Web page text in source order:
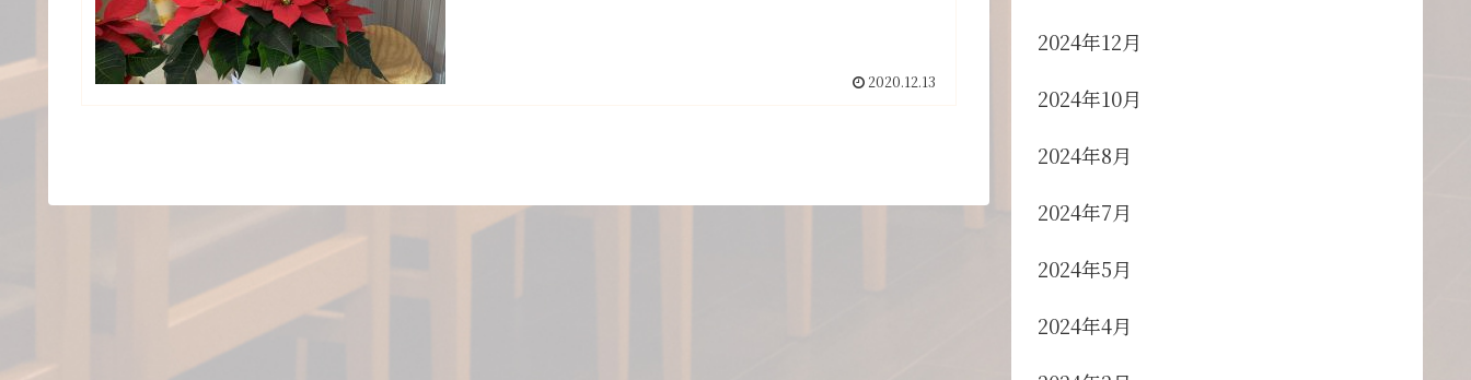
2020.12.13
2024年12月
2024年10月
2024年8月
2024年7月
2024年5月
2024年4月